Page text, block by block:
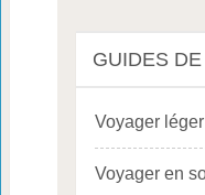
GUIDES
Voyager
Voyager en